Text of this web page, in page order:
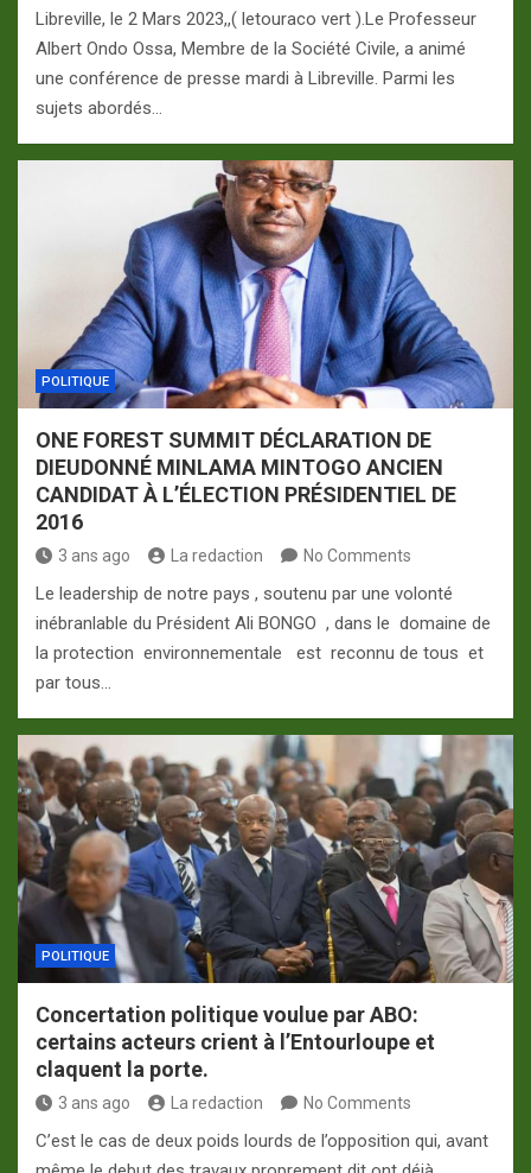
Libreville, le 2 Mars 2023,,( letouraco vert ).Le Professeur
Albert Ondo Ossa, Membre de la Société Civile, a animé
une conférence de presse mardi à Libreville. Parmi les
sujets abordés…
POLITIQUE
ONE FOREST SUMMIT DÉCLARATION DE
DIEUDONNÉ MINLAMA MINTOGO ANCIEN
CANDIDAT À L’ÉLECTION PRÉSIDENTIEL DE
2016
3 ans ago La redaction No Comments
Le leadership de notre pays , soutenu par une volonté
inébranlable du Président Ali BONGO , dans le domaine de
la protection environnementale est reconnu de tous et
par tous…
POLITIQUE
Concertation politique voulue par ABO:
certains acteurs crient à l’Entourloupe et
claquent la porte.
3 ans ago La redaction No Comments
C’est le cas de deux poids lourds de l’opposition qui, avant